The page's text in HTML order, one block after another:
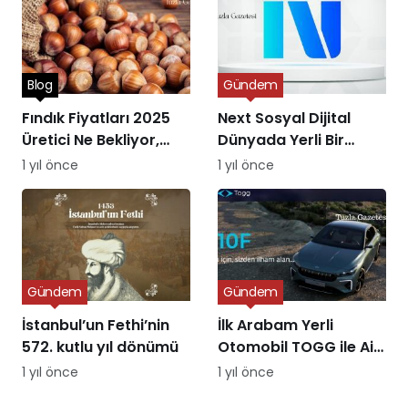
Fındık Fiyatları 2025
Üretici Ne Bekliyor,
Piyasa Ne Sunuyor?
Blog
1 yıl önce
Next Sosyal Dijital
Dünyada Yerli Bir
Alternatifin Doğuşu
Gündem
1 yıl önce
İstanbul’un Fethi’nin
572. kutlu yıl dönümü
Gündem
1 yıl önce
İlk Arabam Yerli
Otomobil TOGG ile Aile
Destek Programı
Gündem
1 yıl önce